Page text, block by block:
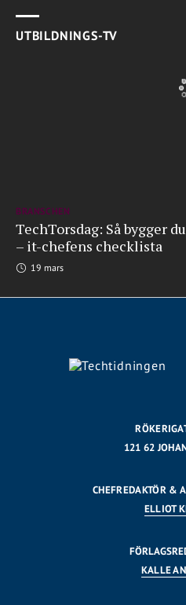
UTBILDNINGS-TV
BRANSCHEN
TechTorsdag: Så bygger
– it-chefens checklista
19 mars
121 62
CHEFREDAKTÖR &
ELLIOT
KALLE